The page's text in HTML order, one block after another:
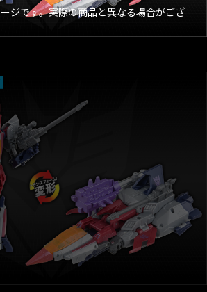
ジです。実際の商品と異なる場合がござ